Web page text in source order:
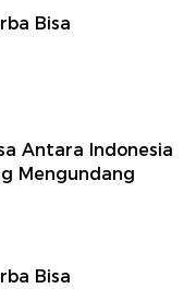
Bisa
Antara Indonesia
Mengundang
Bisa